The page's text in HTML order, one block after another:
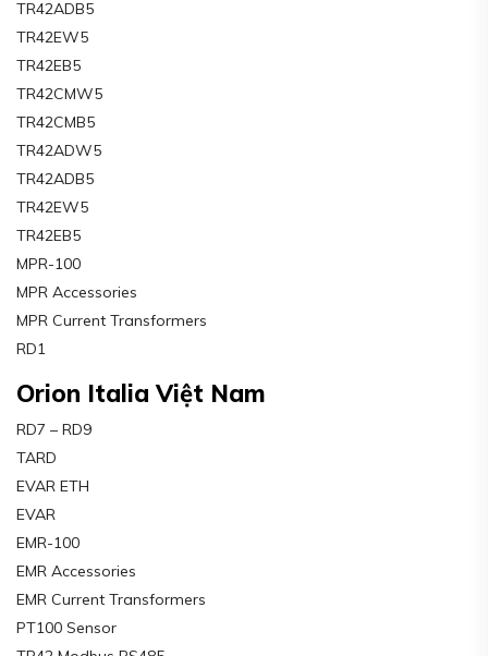
TR42ADB5
TR42EW5
TR42EB5
TR42CMW5
TR42CMB5
TR42ADW5
TR42ADB5
TR42EW5
TR42EB5
MPR-100
MPR Accessories
MPR Current Transformers
RD1
Orion Italia Việt Nam
RD7 – RD9
TARD
EVAR ETH
EVAR
EMR-100
EMR Accessories
EMR Current Transformers
PT100 Sensor